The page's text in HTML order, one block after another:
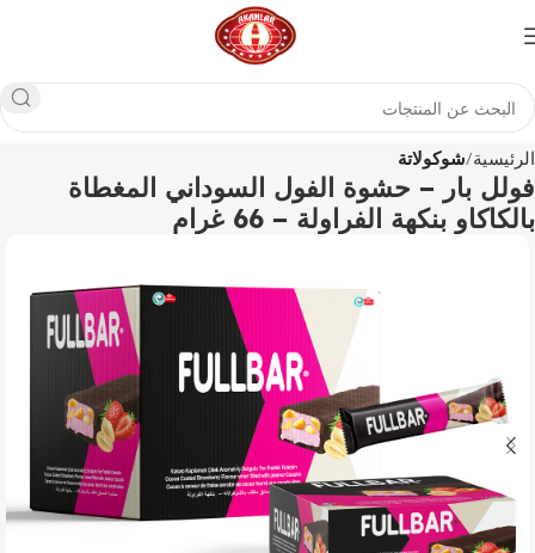
الرئيسية شوكولاتة
فولل بار – حشوة الفول السوداني المغطاة
بالكاكاو بنكهة الفراولة – 66 غرام